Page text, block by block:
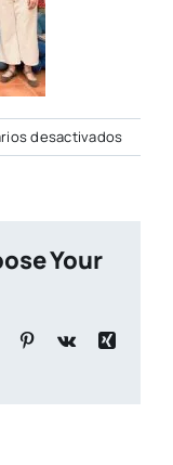
desactivadosen
Open
Your
Tumblr Pinterest
Vk
Xing